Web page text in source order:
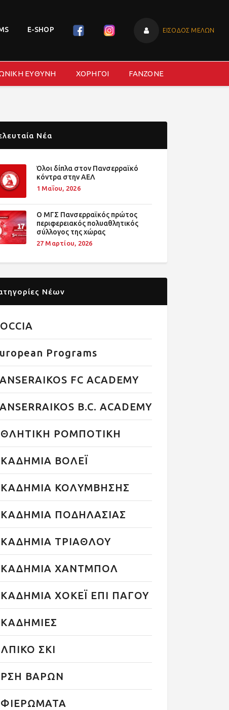
E-SHOP ΕΙΣΟΔΟΣ ΜΕΛΩΝ
ΕΥΘΥΝΗ ΧΟΡΗΓΟΙ FANZONE
Νέα
Όλοι δίπλα στον Πανσερραϊκό
κόντρα στην ΑΕΛ
1 Μαΐου, 2026
O ΜΓΣ Πανσερραϊκός πρώτος
περιφερειακός πολυαθλητικός
σύλλογος της χώρας
27 Μαρτίου, 2026
Νέων
Programs
FC ACADEMY
B.C. ACADEMY
ΡΟΜΠΟΤΙΚΗ
ΒΟΛΕΪ
ΚΟΛΥΜΒΗΣΗΣ
ΠΟΔΗΛΑΣΙΑΣ
ΤΡΙΑΘΛΟΥ
ΧΑΝΤΜΠΟΛ
ΧΟΚΕΪ ΕΠΙ ΠΑΓΟΥ
ΣΚΙ
ΒΑΡΩΝ